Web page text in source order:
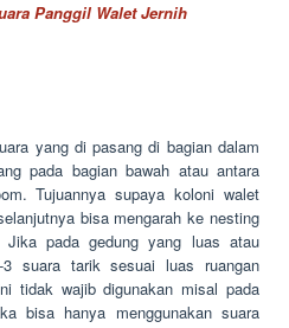
Panggil Walet Jernih
yang di pasang di bagian dalam
pada bagian bawah atau antara
Tujuannya supaya koloni walet
bisa mengarah ke nesting
pada gedung yang luas atau
suara tarik sesuai luas ruangan
tidak wajib digunakan misal pada
bisa hanya menggunakan suara